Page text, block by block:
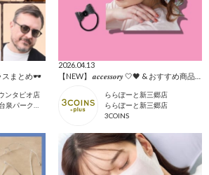
スまとめ🕶️
ンタピオ店
2026.04.13
【NEW】 𝒂𝒄𝒄𝒆𝒔𝒔𝒐𝒓𝒚 🤍🖤 & おすすめ商品全て🩷
ららぽーと新三郷店
ららぽーと新三郷店
3COINS